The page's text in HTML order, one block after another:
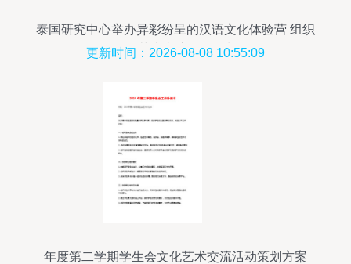
泰国研究中心举办异彩纷呈的汉语文化体验营 组织
文化艺术交流活动策划
更新时间：2026-08-08 10:55:09
年度第二学期学生会文化艺术交流活动策划方案